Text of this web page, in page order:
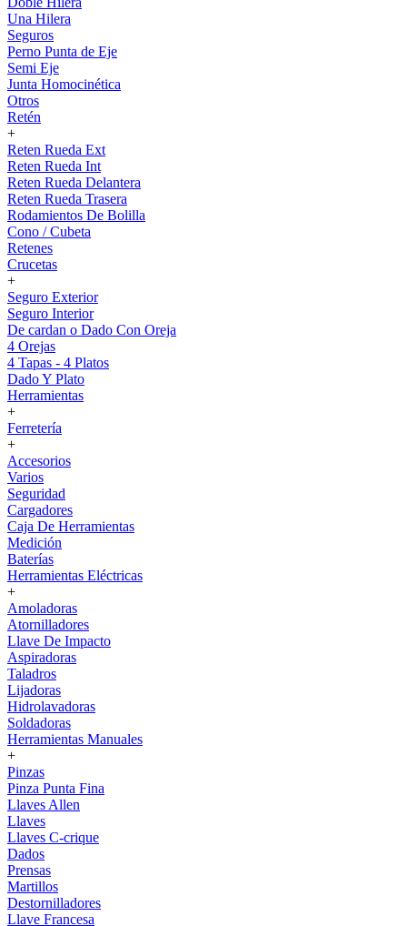
Una Hilera
Seguros
Perno Punta de Eje
Semi Eje
Junta Homocinética
Otros
Retén
+
Reten Rueda Ext
Reten Rueda Int
Reten Rueda Delantera
Reten Rueda Trasera
Rodamientos De Bolilla
Cono / Cubeta
Retenes
Crucetas
+
Seguro Exterior
Seguro Interior
De cardan o Dado Con Oreja
4 Orejas
4 Tapas - 4 Platos
Dado Y Plato
Herramientas
+
Ferretería
+
Accesorios
Varios
Seguridad
Cargadores
Caja De Herramientas
Medición
Baterías
Herramientas Eléctricas
+
Amoladoras
Atornilladores
Llave De Impacto
Aspiradoras
Taladros
Lijadoras
Hidrolavadoras
Soldadoras
Herramientas Manuales
+
Pinzas
Pinza Punta Fina
Llaves Allen
Llaves
Llaves C-crique
Dados
Prensas
Martillos
Destornilladores
Llave Francesa